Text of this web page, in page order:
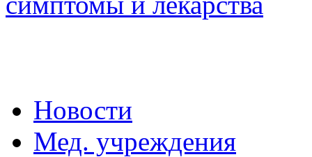
Новости
Мед. учреждения